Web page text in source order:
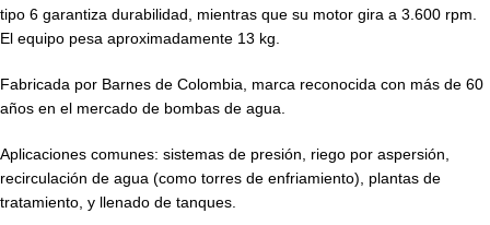
tipo 6 garantiza durabilidad, mientras que su motor gira a 3.600 rpm.
El equipo pesa aproximadamente 13 kg.
Fabricada por Barnes de Colombia, marca reconocida con más de 60
años en el mercado de bombas de agua.
Aplicaciones comunes: sistemas de presión, riego por aspersión,
recirculación de agua (como torres de enfriamiento), plantas de
tratamiento, y llenado de tanques.